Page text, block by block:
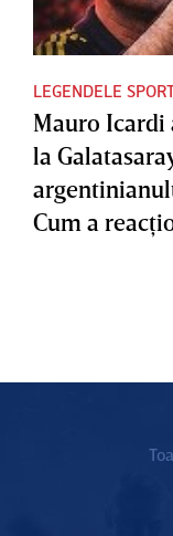
LEGENDELE
Mauro Icardi
la
Cum a